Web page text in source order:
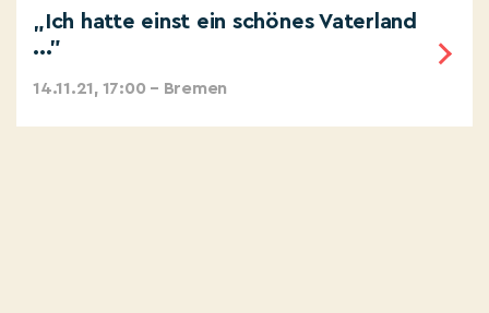
„Ich hatte einst ein schönes Vaterland
..."
14.11.21, 17:00 – Bremen